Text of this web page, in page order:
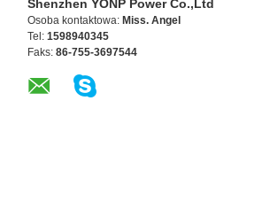
Shenzhen YONP Power Co.,Ltd
Osoba kontaktowa: Miss. Angel
Tel: 1598940345
Faks: 86-755-3697544